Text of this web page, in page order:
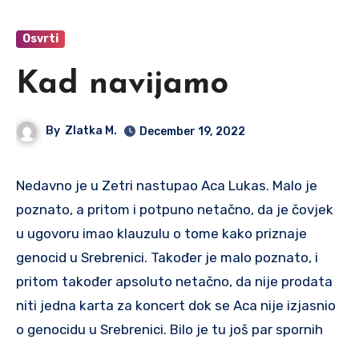
Osvrti
Kad navijamo
By Zlatka M. December 19, 2022
Nedavno je u Zetri nastupao Aca Lukas. Malo je
poznato, a pritom i potpuno netačno, da je čovjek
u ugovoru imao klauzulu o tome kako priznaje
genocid u Srebrenici. Također je malo poznato, i
pritom također apsoluto netačno, da nije prodata
niti jedna karta za koncert dok se Aca nije izjasnio
o genocidu u Srebrenici. Bilo je tu još par spornih